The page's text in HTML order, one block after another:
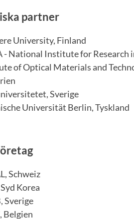
partner
University, Finland
- National Institute for Research
of Optical Materials and
Sverige
Universität Berlin, Tyskland
Schweiz
Korea
Sverige
Belgien